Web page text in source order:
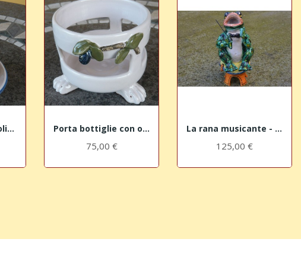
Oliera bianca con olive e piattino salvagocce Porta bottiglie con olive
75,00 €
La rana musicante - il direttore d'orchestra
125,00 €